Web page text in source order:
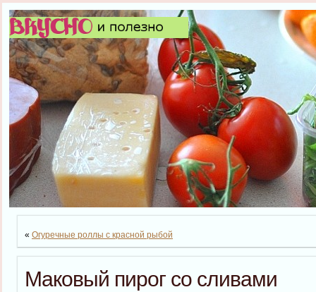
« Огуречные роллы с красной рыбой
Маковый пирог со сливами